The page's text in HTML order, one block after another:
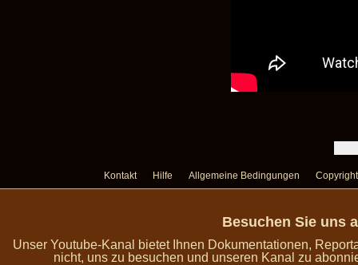
Kontakt Hilfe Allgemeine Bedingungen Copyright
Besuchen Sie uns
Unser Youtube-Kanal bietet Ihnen Dokumentationen,
nicht, uns zu besuchen und unseren Kanal zu